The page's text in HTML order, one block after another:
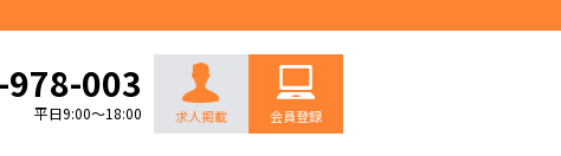
003
平日9:00～18:00 求人掲載 会員登録